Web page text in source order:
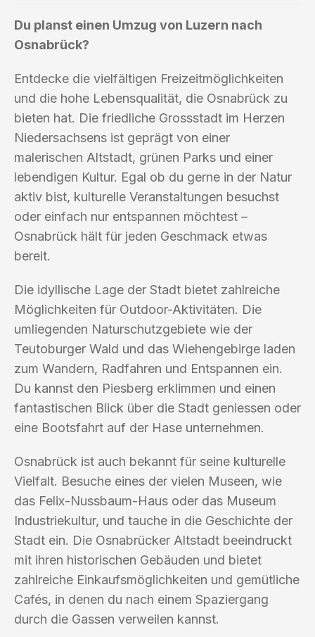
Du planst einen Umzug von Luzern nach
Osnabrück?
Entdecke die vielfältigen Freizeitmöglichkeiten
und die hohe Lebensqualität, die Osnabrück zu
bieten hat. Die friedliche Grossstadt im Herzen
Niedersachsens ist geprägt von einer
malerischen Altstadt, grünen Parks und einer
lebendigen Kultur. Egal ob du gerne in der Natur
aktiv bist, kulturelle Veranstaltungen besuchst
oder einfach nur entspannen möchtest –
Osnabrück hält für jeden Geschmack etwas
bereit.
Die idyllische Lage der Stadt bietet zahlreiche
Möglichkeiten für Outdoor-Aktivitäten. Die
umliegenden Naturschutzgebiete wie der
Teutoburger Wald und das Wiehengebirge laden
zum Wandern, Radfahren und Entspannen ein.
Du kannst den Piesberg erklimmen und einen
fantastischen Blick über die Stadt geniessen oder
eine Bootsfahrt auf der Hase unternehmen.
Osnabrück ist auch bekannt für seine kulturelle
Vielfalt. Besuche eines der vielen Museen, wie
das Felix-Nussbaum-Haus oder das Museum
Industriekultur, und tauche in die Geschichte der
Stadt ein. Die Osnabrücker Altstadt beeindruckt
mit ihren historischen Gebäuden und bietet
zahlreiche Einkaufsmöglichkeiten und gemütliche
Cafés, in denen du nach einem Spaziergang
durch die Gassen verweilen kannst.